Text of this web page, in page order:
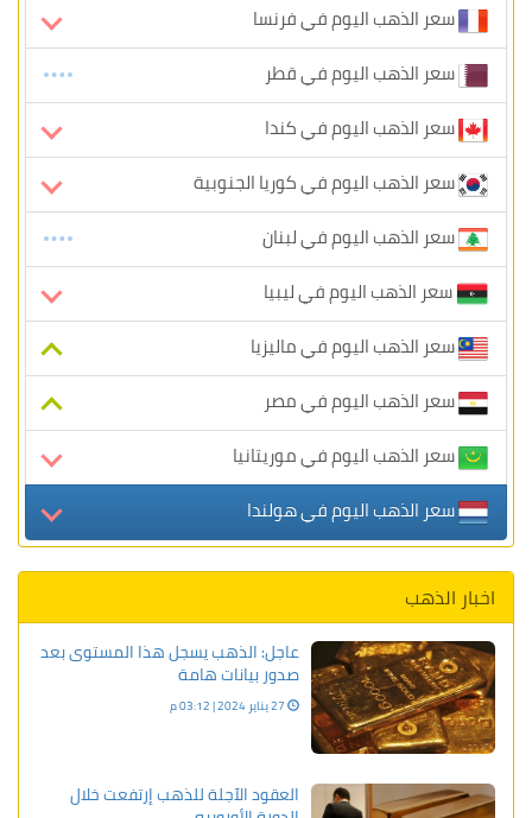
سعر الذهب اليوم في فرنسا
سعر الذهب اليوم في قطر
سعر الذهب اليوم في كندا
سعر الذهب اليوم في كوريا الجنوبية
سعر الذهب اليوم في لبنان
سعر الذهب اليوم في ليبيا
سعر الذهب اليوم في ماليزيا
سعر الذهب اليوم في مصر
سعر الذهب اليوم في موريتانيا
سعر الذهب اليوم في هولندا
اخبار الذهب
عاجل: الذهب يسجل هذا المستوى بعد
صدور بيانات هامة
العقود الآجلة للذهب إرتفعت خلال